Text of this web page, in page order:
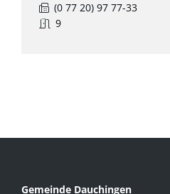
(0 77 20) 97 77-33
9
Gemeinde Dauchingen